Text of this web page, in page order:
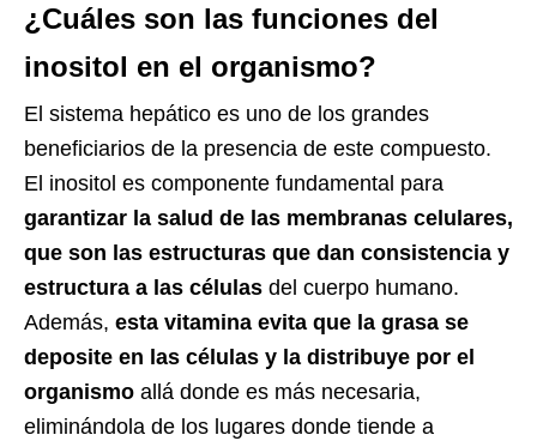
¿Cuáles son las funciones del
inositol en el organismo?
El sistema hepático es uno de los grandes
beneficiarios de la presencia de este compuesto.
El inositol es componente fundamental para
garantizar la salud de las membranas celulares,
que son las estructuras que dan consistencia y
estructura a las células del cuerpo humano.
Además, esta vitamina evita que la grasa se
deposite en las células y la distribuye por el
organismo allá donde es más necesaria,
eliminándola de los lugares donde tiende a